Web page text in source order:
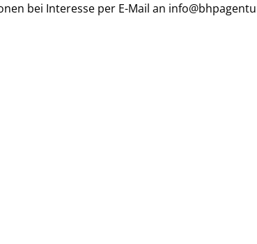
bei Interesse per E-Mail an